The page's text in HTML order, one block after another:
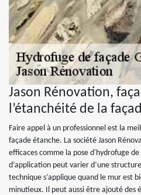
Jason Rénovation,
l’étanchéité de la
Faire appel à un professionnel est la
façade étanche. La société Jason
efficaces comme la pose d'hydrofuge
d’application peut varier d’une
technique s’applique quand le mur est
minutieux. Il peut aussi être ajouté des